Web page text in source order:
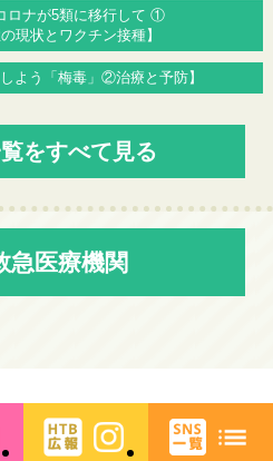
ロナが5類に移行して ①
現状とワクチン接種】
よう「梅毒」②治療と予防】
をすべて見る
急医療機関